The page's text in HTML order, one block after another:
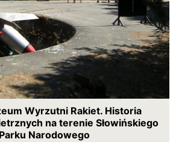
Wyrzutni Rakiet. Historia
na terenie Słowińskiego
Parku Narodowego